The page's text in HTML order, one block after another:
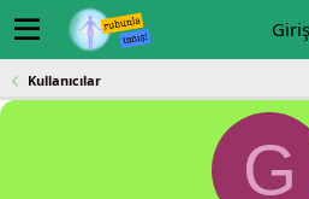
Kullanıcılar
G